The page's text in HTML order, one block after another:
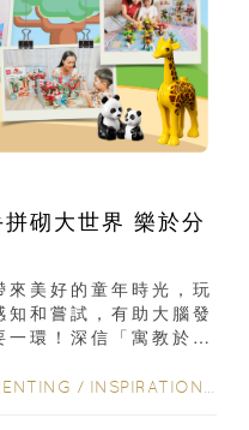
砌大世界 樂於分
美好的童年時光，玩
和嘗試，有助大腦發
環！深信「寓教於
/ INSPIRATION & LIFESTYLE